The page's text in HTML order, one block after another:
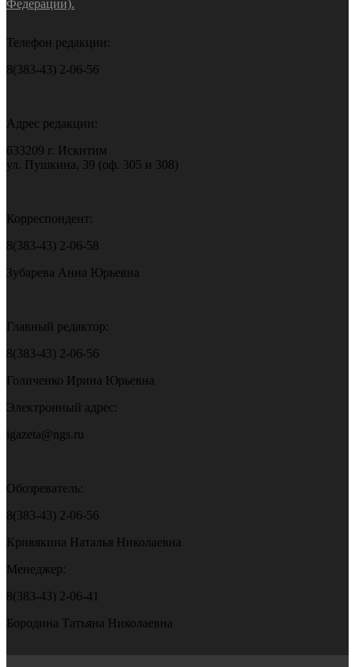
Федерации).
Телефон редакции:
8(383-43) 2-06-56
Адрес редакции:
633209 г. Искитим
ул. Пушкина, 39 (оф. 305 и 308)
Корреспондент:
8(383-43) 2-06-58
Зубарева Анна Юрьевна
Главный редактор:
8(383-43) 2-06-56
Голиченко Ирина Юрьевна
Электронный адрес:
igazeta@ngs.ru
Обозреватель:
8(383-43) 2-06-56
Кривякина Наталья Николаевна
Менеджер:
8(383-43) 2-06-41
Бородина Татьяна Николаевна